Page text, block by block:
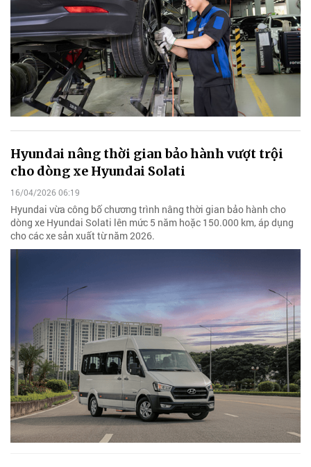
Hyundai nâng thời gian bảo hành vượt trội
cho dòng xe Hyundai Solati
16/04/2026 06:19
Hyundai vừa công bố chương trình nâng thời gian bảo hành cho
dòng xe Hyundai Solati lên mức 5 năm hoặc 150.000 km, áp dụng
cho các xe sản xuất từ năm 2026.